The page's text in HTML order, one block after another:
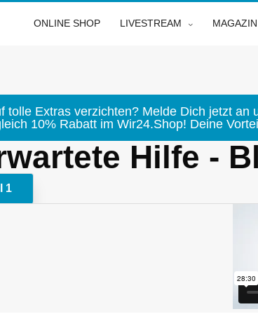
ONLINE SHOP LIVESTREAM MAGAZIN
tolle Extras verzichten? Melde Dich jetzt
10% Rabatt im Wir24.Shop! Deine
Hilfe -
1